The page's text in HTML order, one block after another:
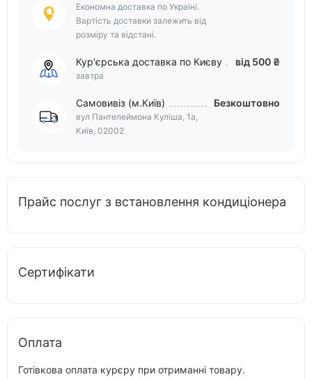
Економна доставка по Україні.
Вартість доставки залежить від
розміру та відстані.
Кур'єрська доставка по Києву
завтра
від 500 ₴
Самовивіз (м.Київ)
вул Пантелеймона Куліша, 1а,
Київ, 02002
Безкоштовно
Прайс послуг з встановлення кондиціонера
Сертифікати
Оплата
Готівкова оплата курєру при отриманні товару.